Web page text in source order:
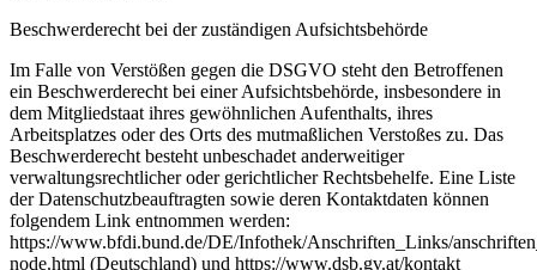
Beschwerderecht bei der zuständigen Aufsichtsbehörde
Im Falle von Verstößen gegen die DSGVO steht den Betroffenen
ein Beschwerderecht bei einer Aufsichtsbehörde, insbesondere in
dem Mitgliedstaat ihres gewöhnlichen Aufenthalts, ihres
Arbeitsplatzes oder des Orts des mutmaßlichen Verstoßes zu. Das
Beschwerderecht besteht unbeschadet anderweitiger
verwaltungsrechtlicher oder gerichtlicher Rechtsbehelfe. Eine Liste
der Datenschutzbeauftragten sowie deren Kontaktdaten können
folgendem Link entnommen werden:
https://www.bfdi.bund.de/DE/Infothek/Anschriften_Links/
node.html (Deutschland) und https://www.dsb.gv.at/kontakt